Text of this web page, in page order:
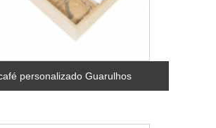
personalizado Guarulhos